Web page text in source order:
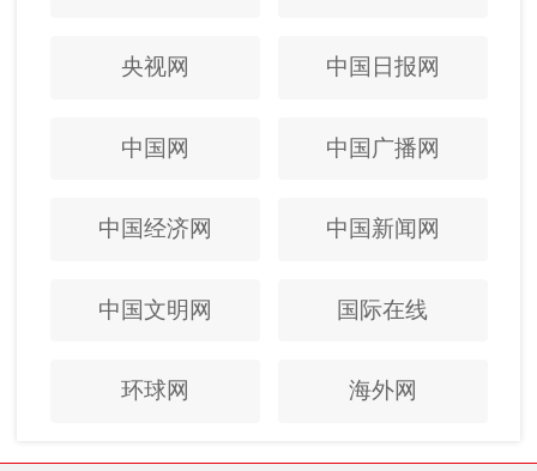
央视网 中国日报网
中国网 中国广播网
中国经济网 中国新闻网
中国文明网 国际在线
环球网 海外网